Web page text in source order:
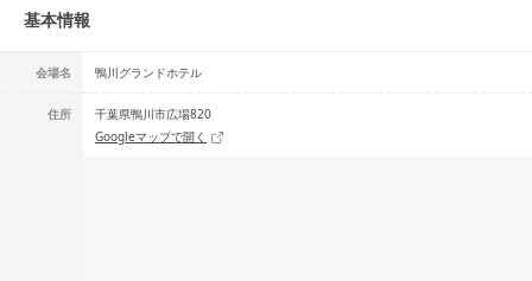
基本情報
会場名 鴨川グランドホテル
住所
千葉県鴨川市広場820
Googleマップで開く